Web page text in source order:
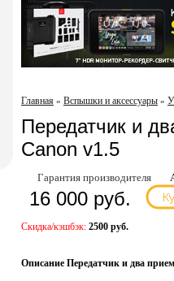
Главная » Вспышки и аксессуары »
Передатчик и
Canon v1.5
Гарантия производителя
16 000 руб.
Скидка/кэшбэк: 2500 руб.
Описание Передатчик и два